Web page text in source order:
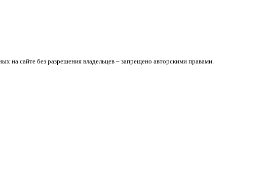
на сайте без разрешения владельцев – запрещено авторскими правами.